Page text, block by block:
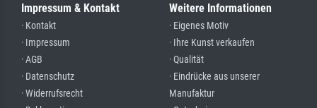
Impressum & Kontakt
· Kontakt
· Impressum
· AGB
· Datenschutz
· Widerrufsrecht
Weitere Informationen
· Eigenes Motiv
· Ihre Kunst verkaufen
· Qualität
· Eindrücke aus unserer
Manufaktur